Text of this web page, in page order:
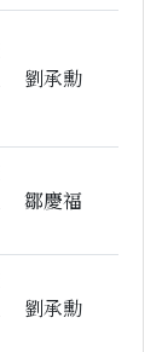
劉承勳
鄒慶福
劉承勳